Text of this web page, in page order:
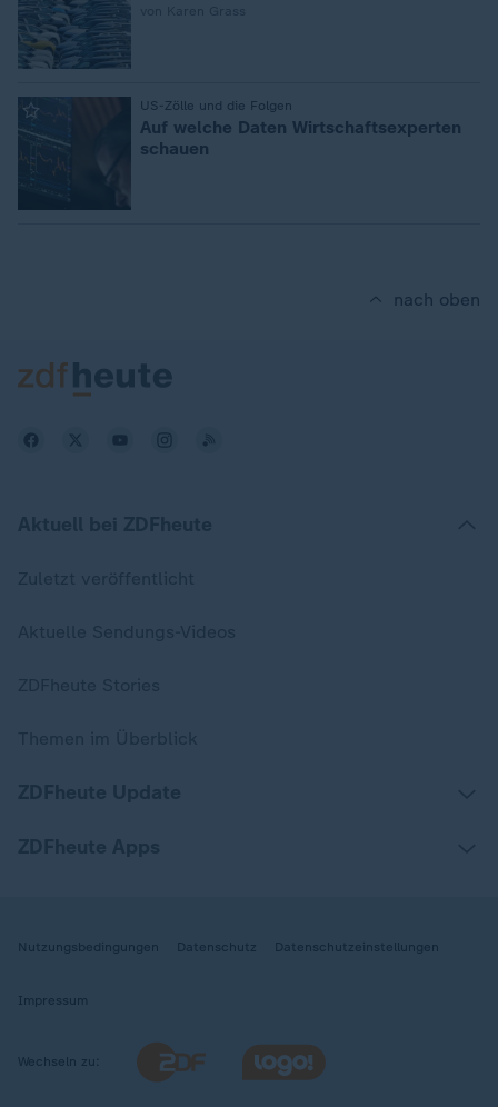
US-Zölle und die Folgen
Auf welche Daten Wirtschaftsexperten
schauen
nach oben
Nutzungsbedingungen Datenschutz Datenschutzeinstellungen
Impressum
Wechseln zu: